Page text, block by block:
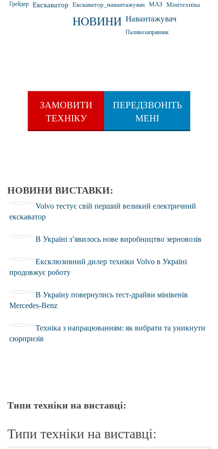
Грейдер Екскаватор Екскаватор_навантажувач МАЗ Мінітехніка
НОВИНИ Навантажувач
Паливозаправник
ЗАМОВИТИ
ТЕХНІКУ
ПЕРЕДЗВОНІТЬ
МЕНІ
НОВИНИ ВИСТАВКИ:
Volvo тестує свій перший великий електричний
екскаватор
В Україні з’явилось нове виробництво зерновозів
Ексклюзивний дилер техніки Volvo в Україні
продовжує роботу
В Україну повернулись тест-драйви мінівенів
Mercedes-Benz
Техніка з напрацюванням: як вибрати та уникнути
сюрпризів
Типи техніки на виставці:
Типи техніки на виставці: